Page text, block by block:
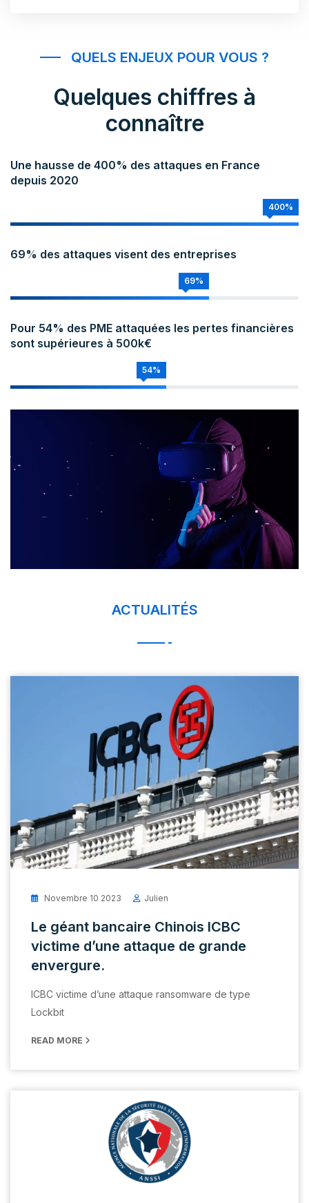
QUELS ENJEUX POUR VOUS ?
Quelques chiffres à
connaître
Une hausse de 400% des attaques en France
depuis 2020
400%
69% des attaques visent des entreprises
69%
Pour 54% des PME attaquées les pertes financières
sont supérieures à 500k€
54%
ACTUALITÉS
Novembre 10 2023 Julien
Le géant bancaire Chinois ICBC
victime d’une attaque de grande
envergure.
ICBC victime d’une attaque ransomware de type
Lockbit
READ MORE